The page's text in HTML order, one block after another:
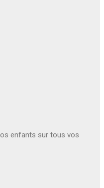
enfants sur tous vos